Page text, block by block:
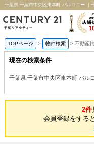
千葉県 千葉市中央区東本町 バルコニー ｜
TOPページ > 物件検索 > 不動産
現在の検索条件
千葉県 千葉市中央区東本町 バル
2件
会員登録をする